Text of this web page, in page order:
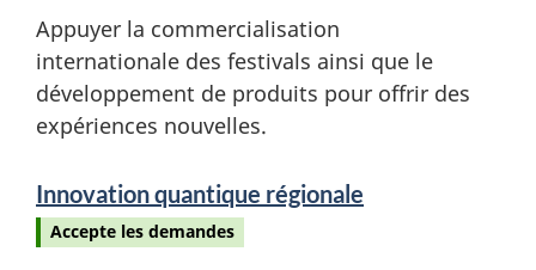
Appuyer la commercialisation
internationale des festivals ainsi que le
développement de produits pour offrir des
expériences nouvelles.
Innovation quantique régionale
Accepte les demandes